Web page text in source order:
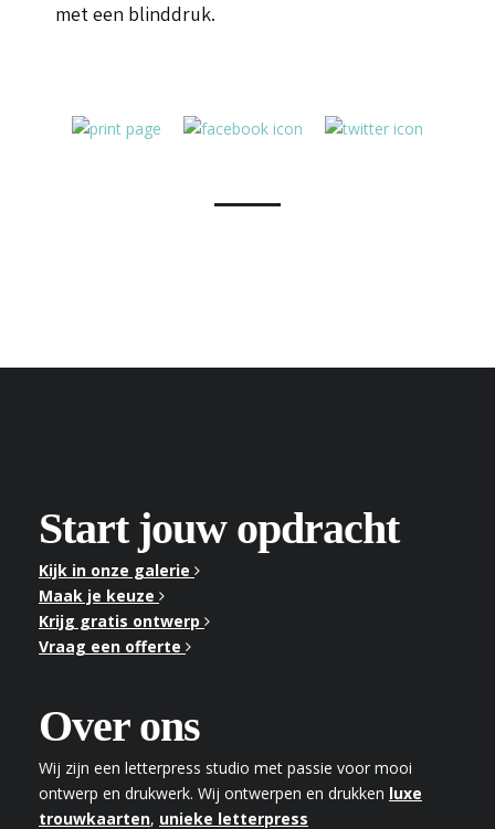
met een blinddruk.
Start jouw opdracht
Kijk in onze galerie
Maak je keuze
Krijg gratis ontwerp
Vraag een offerte
Over ons
Wij zijn een letterpress studio met passie voor mooi
ontwerp en drukwerk. Wij ontwerpen en drukken luxe
trouwkaarten, unieke letterpress